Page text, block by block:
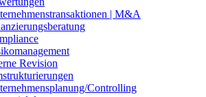
| M&A
Revision
Controlling